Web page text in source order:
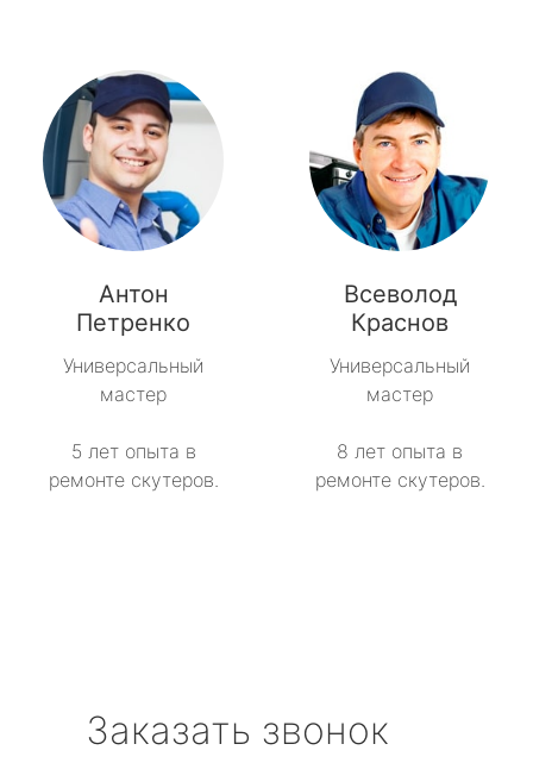
Антон
Петренко
Универсальный
мастер
5 лет опыта в
ремонте скутеров.
Всеволод
Краснов
Универсальный
мастер
8 лет опыта в
ремонте скутеров.
Заказать звонок